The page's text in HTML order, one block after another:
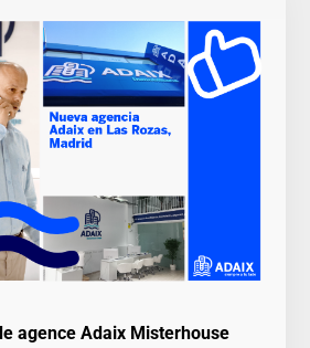
agence Adaix Misterhouse